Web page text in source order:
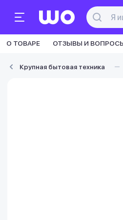
О ТОВАРЕ ОТЗЫВЫ И
Крупная бытовая техника